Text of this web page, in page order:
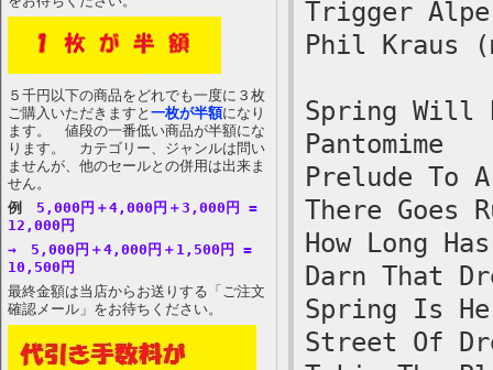
５千円以下の商品をどれでも一度に３枚
ご購入いただきますと 一枚が半額になり
ます。 値段の一番低い商品が半額にな
ります。 カテゴリー、ジャンルは問い
ませんが、他のセールとの併用は出来ま
せん。
例
5,000円＋4,000円＋3,000円 =
12,000円
→ 5,000円＋4,000円＋1,500円 =
10,500円
最終金額は当店からお送りする「ご注文
確認メール」をお待ちください。
Trigger
Phil Kraus
Spring Will
Pantomime
Prelude To
There Goes
How Long
Darn That
Spring Is
Street Of